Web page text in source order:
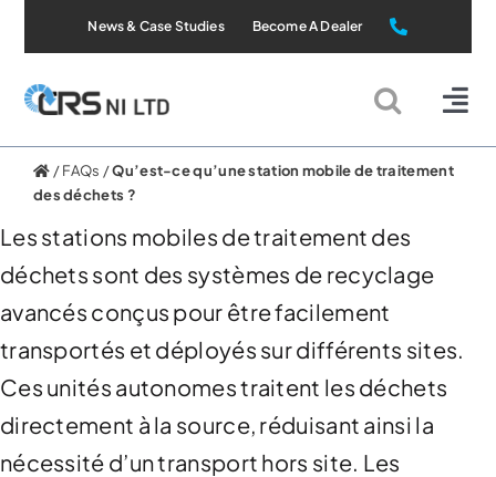
content
News & Case Studies Become A Dealer
Static Systems
Mobile Systems
All Products
Applications
About Us
/FAQs /Qu’est-ce qu’une station mobile de traitement
des déchets ?
Les stations mobiles de traitement des
déchets sont des systèmes de recyclage
avancés conçus pour être facilement
transportés et déployés sur différents sites.
Ces unités autonomes traitent les déchets
directement à la source, réduisant ainsi la
nécessité d’un transport hors site. Les